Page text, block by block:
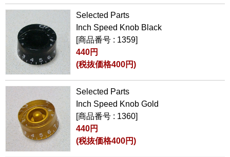
Selected Parts
Inch Speed Knob Black
[商品番号 : 1359]
440円
(税抜価格400円)
Selected Parts
Inch Speed Knob Gold
[商品番号 : 1360]
440円
(税抜価格400円)